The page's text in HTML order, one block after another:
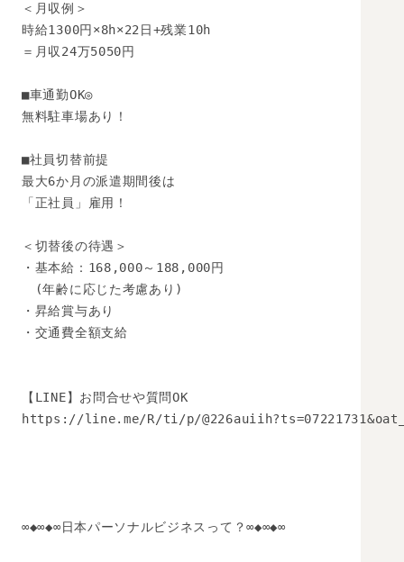
＜月収例＞
時給1300円×8h×22日+残業10h
＝月収24万5050円
■車通勤OK◎
無料駐車場あり！
■社員切替前提
最大6か月の派遣期間後は
「正社員」雇用！
＜切替後の待遇＞
・基本給：168,000～188,000円
(年齢に応じた考慮あり)
・昇給賞与あり
・交通費全額支給
【LINE】お問合せや質問OK
https://line.me/R/ti/p/
∞◆∞◆∞日本パーソナルビジネスって？∞◆∞◆∞